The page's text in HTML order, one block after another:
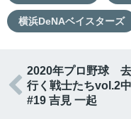
横浜DeNAベイスターズ

2020年プロ野球 去
行く戦士たちvol.2中
#19 吉見 一起